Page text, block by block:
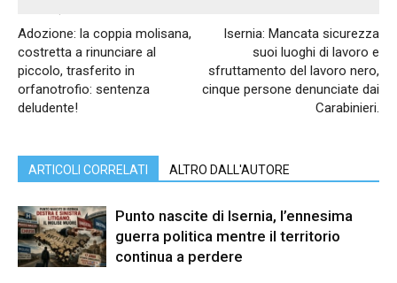
Adozione: la coppia molisana,
costretta a rinunciare al
piccolo, trasferito in
orfanotrofio: sentenza
deludente!
Isernia: Mancata sicurezza
suoi luoghi di lavoro e
sfruttamento del lavoro nero,
cinque persone denunciate dai
Carabinieri.
ARTICOLI CORRELATI ALTRO DALL'AUTORE
Punto nascite di Isernia, l’ennesima
guerra politica mentre il territorio
continua a perdere